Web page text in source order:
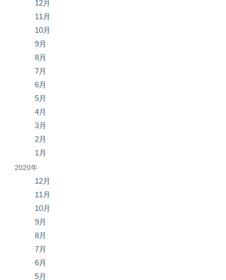
12月
11月
10月
9月
8月
7月
6月
5月
4月
3月
2月
1月
2020年
12月
11月
10月
9月
8月
7月
6月
5月